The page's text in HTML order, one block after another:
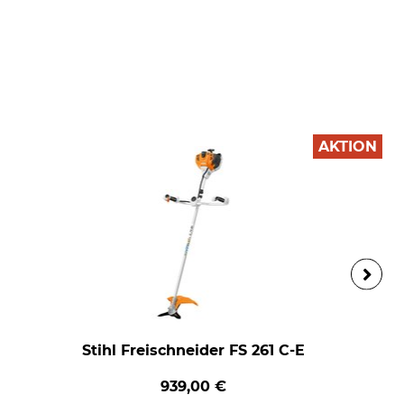
AKTION
Stihl Freischneider FS 261 C-E
939,00 €